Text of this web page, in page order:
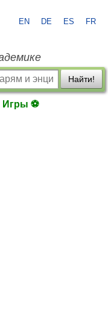
EN DE ES FR
Найти!
Игры ⚽